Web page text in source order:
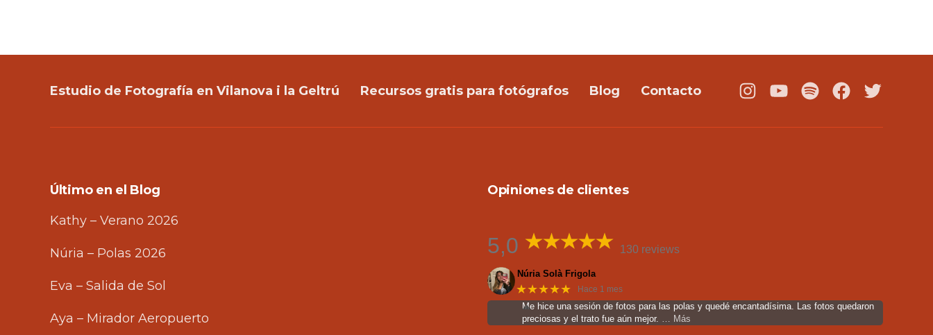
Estudio de Fotografía en Vilanova i la Geltrú Recursos gratis para fotógrafos Blog Contacto
Instagram
YoutubePodcastFacebook
Twitter
Último en el Blog
Kathy – Verano 2026
Núria – Polas 2026
Eva – Salida de Sol
Aya – Mirador Aeropuerto
Opiniones de clientes
5,0 130 reviews
Núria Solà Frigola
★★★★★ Hace 1 mes
Me hice una sesión de fotos para las polas y quedé encantadísima. Las fotos quedaron
preciosas y el trato fue aún mejor.
… Más